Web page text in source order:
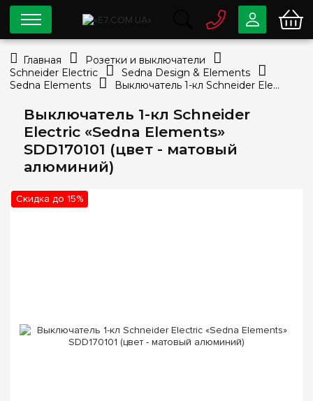
Выключатель 1-кл Schneider
Electric «Sedna Elements»
SDD170101 (цвет - матовый
алюминий)
Скидка до 15%
0 80033-63-07
info@e7.com.ua
334-79-78
Viber Telegram
Главная
Розетки и выключатели
Schneider Electric
Sedna Design & Elements
Sedna Elements
Выключатель 1-кл Schneider Electric «Sedna Elements» SDD170101 (цвет - матовый алюминий)